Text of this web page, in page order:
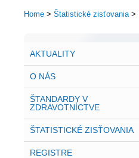
Home> Štatistické zisťovania>
AKTUALITY
O NÁS
ŠTANDARDY V
ZDRAVOTNÍCTVE
ŠTATISTICKÉ ZISŤOVANIA
REGISTRE